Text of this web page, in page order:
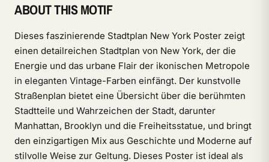
ABOUT THIS MOTIF
Dieses faszinierende Stadtplan New York Poster zeigt
einen detailreichen Stadtplan von New York, der die
Energie und das urbane Flair der ikonischen Metropole
in eleganten Vintage-Farben einfängt. Der kunstvolle
Straßenplan bietet eine Übersicht über die berühmten
Stadtteile und Wahrzeichen der Stadt, darunter
Manhattan, Brooklyn und die Freiheitsstatue, und bringt
den einzigartigen Mix aus Geschichte und Moderne auf
stilvolle Weise zur Geltung. Dieses Poster ist ideal als